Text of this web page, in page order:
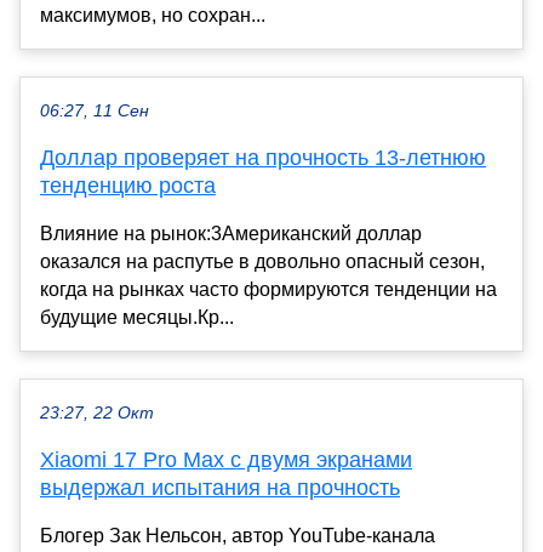
максимумов, но сохран...
06:27, 11 Сен
Доллар проверяет на прочность 13-летнюю
тенденцию роста
Влияние на рынок:3Американский доллар
оказался на распутье в довольно опасный сезон,
когда на рынках часто формируются тенденции на
будущие месяцы.Кр...
23:27, 22 Окт
Xiaomi 17 Pro Max с двумя экранами
выдержал испытания на прочность
Блогер Зак Нельсон, автор YouTube-канала